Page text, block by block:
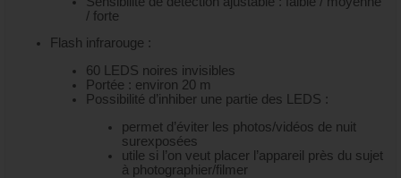
/ forte
Flash infrarouge :
60 LEDS noires invisibles
Portée : environ 20 m
Possibilité d’inhiber une partie des LEDS :
permet d’éviter les photos/vidéos de nuit
surexposées
utile si l’on veut placer l’appareil près du sujet
à photographier/filmer